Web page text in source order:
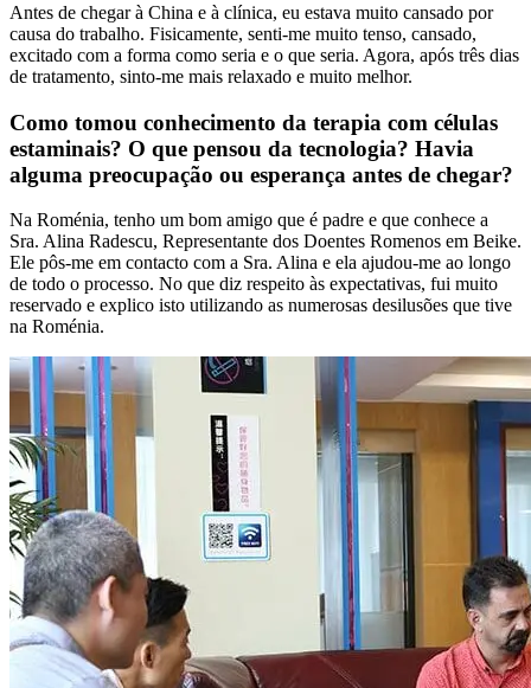
Antes de chegar à China e à clínica, eu estava muito cansado por
causa do trabalho. Fisicamente, senti-me muito tenso, cansado,
excitado com a forma como seria e o que seria. Agora, após três dias
de tratamento, sinto-me mais relaxado e muito melhor.
Como tomou conhecimento da terapia com células
estaminais? O que pensou da tecnologia? Havia
alguma preocupação ou esperança antes de chegar?
Na Roménia, tenho um bom amigo que é padre e que conhece a
Sra. Alina Radescu, Representante dos Doentes Romenos em Beike.
Ele pôs-me em contacto com a Sra. Alina e ela ajudou-me ao longo
de todo o processo. No que diz respeito às expectativas, fui muito
reservado e explico isto utilizando as numerosas desilusões que tive
na Roménia.